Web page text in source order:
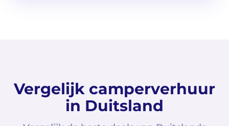
Vergelijk camperverhuur
in Duitsland